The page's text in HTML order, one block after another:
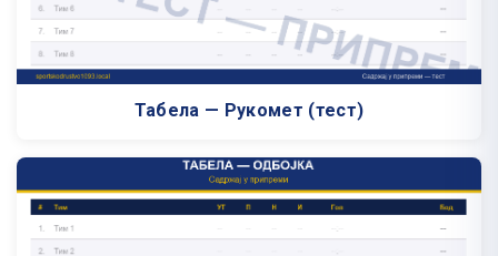
Табела — Рукомет (тест)